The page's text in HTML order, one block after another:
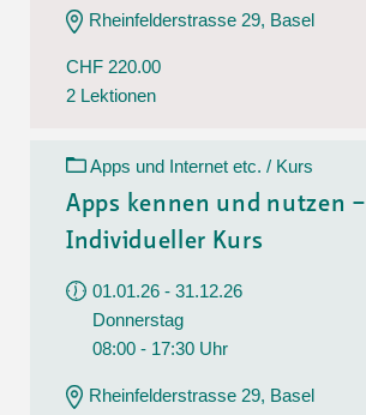
Rheinfelderstrasse 29, Basel
CHF 220.00
2 Lektionen
Apps und Internet etc. / Kurs
Apps kennen und nutzen –
Individueller Kurs
01.01.26 - 31.12.26
Donnerstag
08:00 - 17:30 Uhr
Rheinfelderstrasse 29, Basel